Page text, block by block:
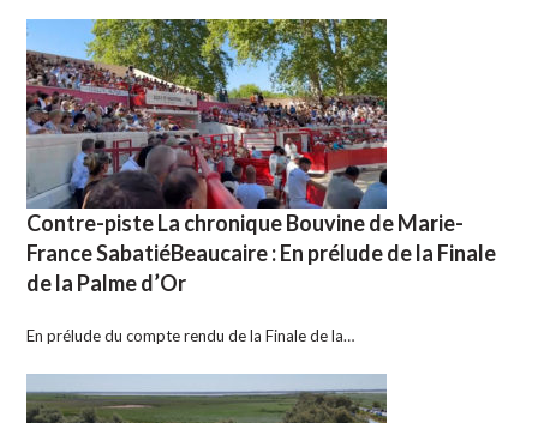
Contre-piste La chronique Bouvine de Marie-
France SabatiéBeaucaire : En prélude de la Finale
de la Palme d’Or
En prélude du compte rendu de la Finale de la…